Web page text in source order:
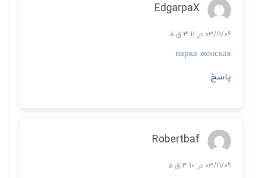
EdgarpaX
03/11/09 در 3:11 ق.ظ
парка женская
پاسخ
Robertbaf
03/11/09 در 3:10 ق.ظ